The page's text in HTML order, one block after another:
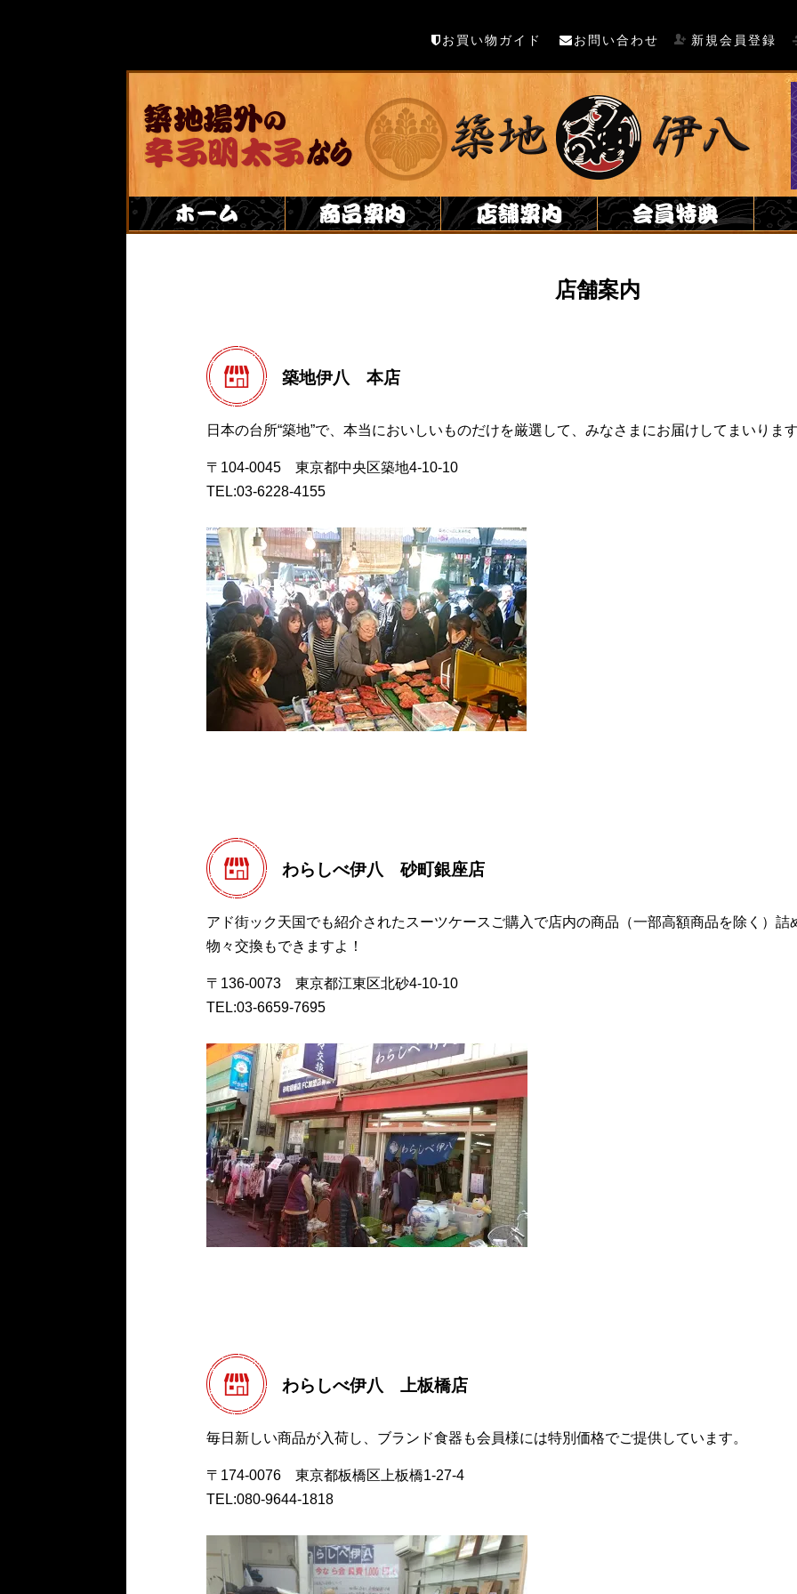
お買い物ガイド お問い合わせ 新規会員登録
店舗案内
築地伊八 本店
日本の台所“築地”で、本当においしいものだけを厳選して、みなさまにお届けしてまいりま
〒104-0045 東京都中央区築地4-10-10
TEL:03-6228-4155
わらしべ伊八 砂町銀座店
アド街ック天国でも紹介されたスーツケースご購入で店内の商品（一部高額商品を除く）詰
物々交換もできますよ！
〒136-0073 東京都江東区北砂4-10-10
TEL:03-6659-7695
わらしべ伊八 上板橋店
毎日新しい商品が入荷し、ブランド食器も会員様には特別価格でご提供しています。
〒174-0076 東京都板橋区上板橋1-27-4
TEL:080-9644-1818